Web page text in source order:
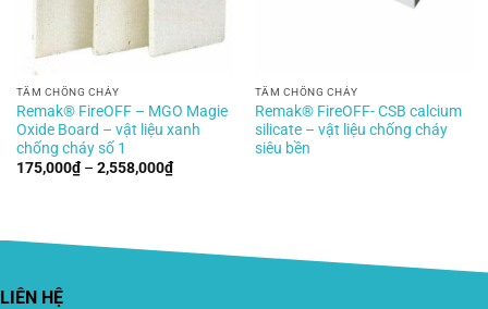
TẤM CHỐNG CHÁY
Remak® FireOFF – MGO Magie
Oxide Board – vật liệu xanh
chống cháy số 1
175,000₫ – 2,558,000₫Khoảng
giá:
TẤM CHỐNG CHÁY
Remak® FireOFF- CSB calcium
silicate – vật liệu chống cháy
siêu bền
LIÊN HỆ